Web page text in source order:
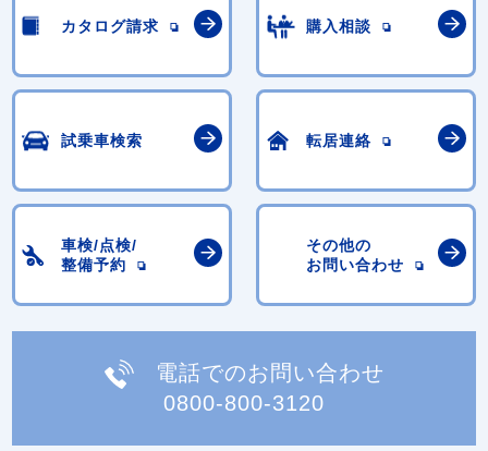
カタログ請求 購入相談
試乗車検索 転居連絡
車検/点検/
整備予約
その他の
お問い合わせ
電話でのお問い合わせ
0800-800-3120